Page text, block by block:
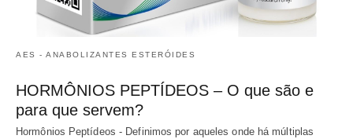
AES - ANABOLIZANTES ESTERÓIDES
HORMÔNIOS PEPTÍDEOS – O que são e
para que servem?
Hormônios Peptídeos - Definimos por aqueles onde há múltiplas